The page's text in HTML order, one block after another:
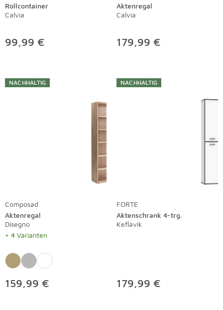
Rollcontainer
Calvia
99,99 €
Aktenregal
Calvia
179,99 €
NACHHALTIG
Composad
Aktenregal
Disegno
+ 4 Varianten
159,99 €
NACHHALTIG
FORTE
Aktenschrank 4-trg.
Keflavik
179,99 €